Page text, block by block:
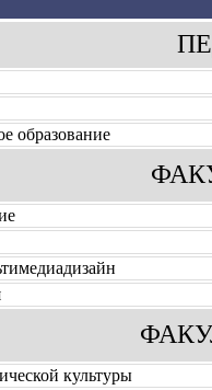
образование
культуры